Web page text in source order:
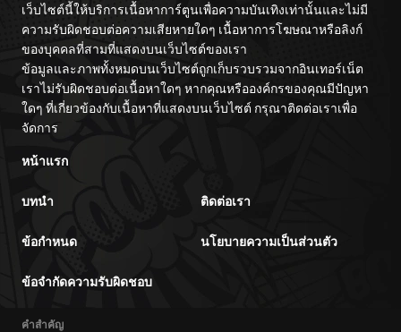
เว็บไซต์นี้ให้บริการเนื้อหาการ์ตูนเพื่อความบันเทิงเท่านั้นและไม่มี
ความรับผิดชอบต่อความเสียหายใดๆ เนื้อหาการโฆษณาหรือลิงก์
ของบุคคลที่สามที่แสดงบนเว็บไซต์ของเรา
ข้อมูลและภาพทั้งหมดบนเว็บไซต์ถูกเก็บรวบรวมจากอินเทอร์เน็ต
เราไม่รับผิดชอบต่อเนื้อหาใดๆ หากคุณหรือองค์กรของคุณมีปัญหา
ใดๆ ที่เกี่ยวข้องกับเนื้อหาที่แสดงบนเว็บไซต์ กรุณาติดต่อเราเพื่อ
จัดการ
หน้าแรก
บทนำ ติดต่อเรา
ข้อกำหนด นโยบายความเป็นส่วนตัว
ข้อจำกัดความรับผิดชอบ
คำสำคัญ